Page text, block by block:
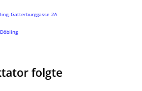
Gatterburggasse 2A
folgte